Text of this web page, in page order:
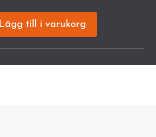
Lägg till i varukorg